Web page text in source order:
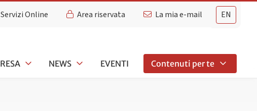
EN
Servizi Online Area riservata La mia e-mail
NEWS EVENTI Contenuti per te